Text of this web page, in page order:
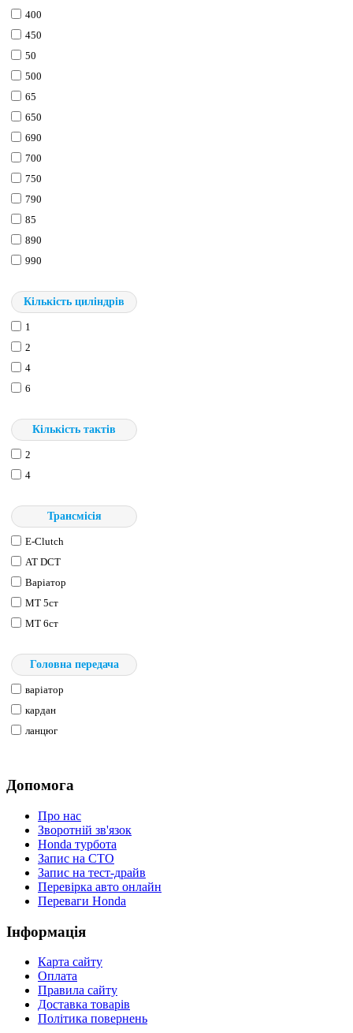
400
450
50
500
65
650
690
700
750
790
85
890
990
Кількість циліндрів
1
2
4
6
Кількість тактів
2
4
Трансмісія
E-Clutch
АТ DCT
Варіатор
МТ 5ст
МТ 6ст
Головна передача
варіатор
кардан
ланцюг
Допомога
Про нас
Зворотній зв'язок
Honda турбота
Запис на СТО
Запис на тест-драйв
Перевірка авто онлайн
Переваги Honda
Iнформація
Карта сайту
Оплата
Правила сайту
Доставка товарів
Політика повернень